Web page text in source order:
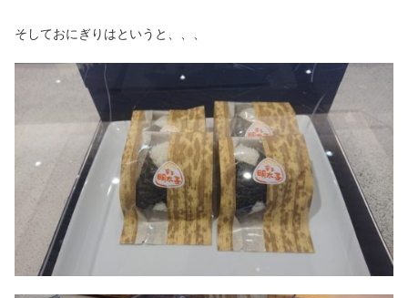
そしておにぎりはというと、、、